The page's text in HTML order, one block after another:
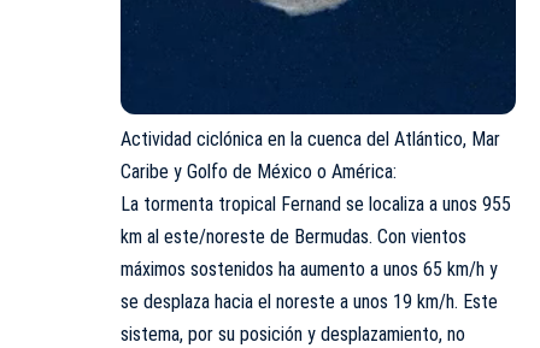
Actividad ciclónica en la cuenca del Atlántico, Mar
Caribe y Golfo de México o América:
La tormenta tropical Fernand se localiza a unos 955
km al este/noreste de Bermudas. Con vientos
máximos sostenidos ha aumento a unos 65 km/h y
se desplaza hacia el noreste a unos 19 km/h. Este
sistema, por su posición y desplazamiento, no